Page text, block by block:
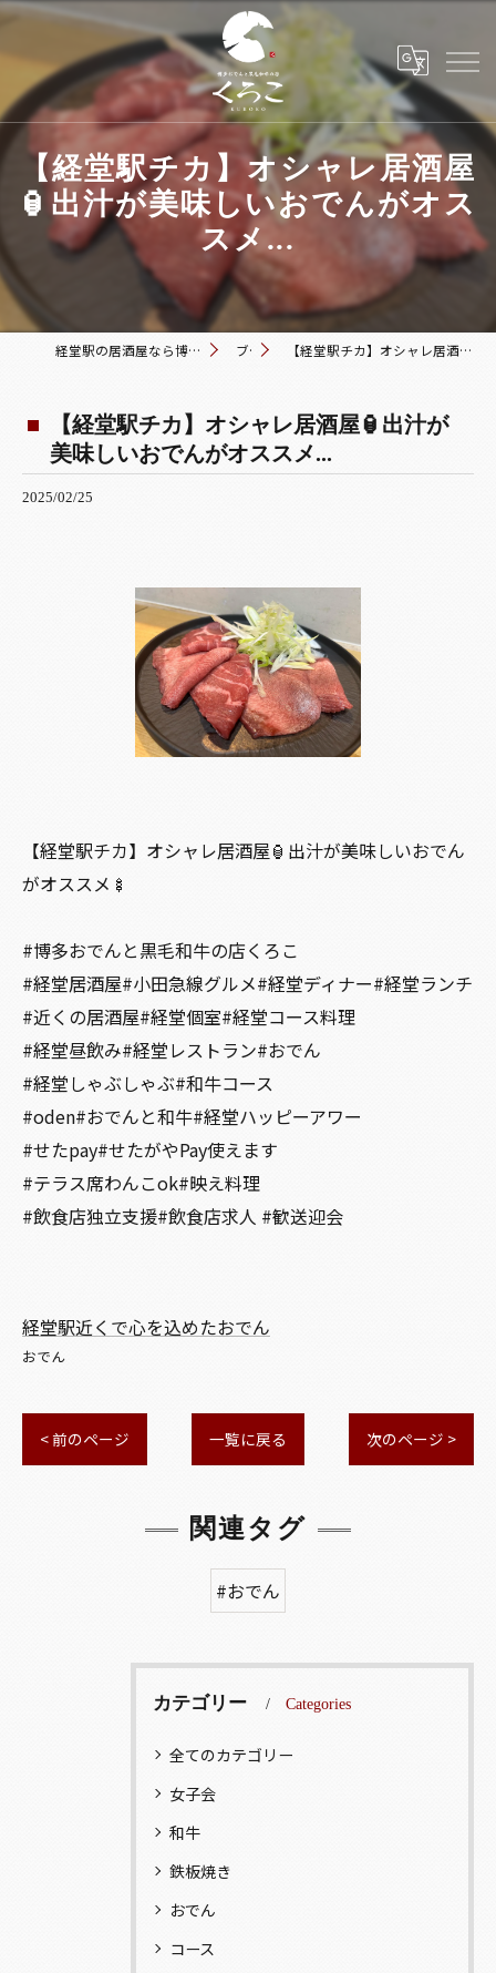
【経堂駅チカ】オシャレ居酒屋
🏮出汁が美味しいおでんがオス
スメ...
経堂駅の居酒屋なら博多おでんと黒毛和牛の店 くろこ ブログ 【経堂駅チカ】オシャレ居酒屋🏮出汁が美味しいおでんがオススメ...
【経堂駅チカ】オシャレ居酒屋🏮出汁が
美味しいおでんがオススメ...
2025/02/25
【経堂駅チカ】オシャレ居酒屋🏮出汁が美味しいおでん
がオススメ🍢
#博多おでんと黒毛和牛の店くろこ
#経堂居酒屋#小田急線グルメ#経堂ディナー#経堂ランチ
#近くの居酒屋#経堂個室#経堂コース料理
#経堂昼飲み#経堂レストラン#おでん
#経堂しゃぶしゃぶ#和牛コース
#oden#おでんと和牛#経堂ハッピーアワー
#せたpay#せたがやPay使えます
#テラス席わんこok#映え料理
#飲食店独立支援#飲食店求人 #歓送迎会
経堂駅近くで心を込めたおでん
おでん
< 前のページ 一覧に戻る 次のページ >
関連タグ
#おでん
カテゴリー Categories
全てのカテゴリー
女子会
和牛
鉄板焼き
おでん
コース